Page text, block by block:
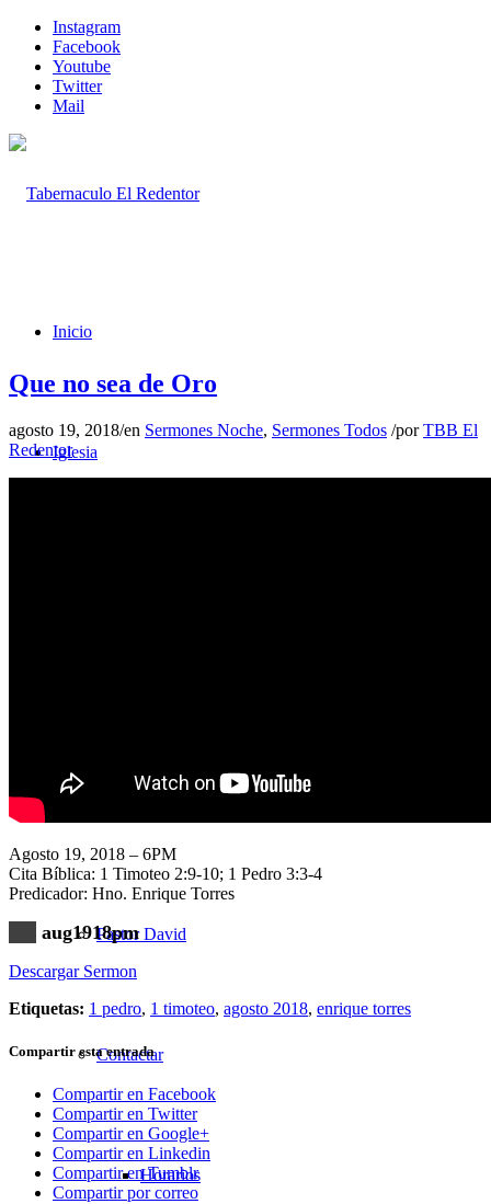
Instagram
Facebook
Youtube
Twitter
Mail
Inicio
Iglesia
Pastor David
Contactar
Horarios
Que no sea de Oro
agosto 19, 2018/en Sermones Noche, Sermones Todos /porTBB El
Redentor
Agosto 19, 2018 – 6PM
Cita Bíblica: 1 Timoteo 2:9-10; 1 Pedro 3:3-4
Predicador: Hno. Enrique Torres
aug1918pm
Descargar Sermon
Etiquetas: 1 pedro, 1 timoteo, agosto 2018, enrique torres
Compartir esta entrada
Compartir en Facebook
Compartir en Twitter
Compartir en Google+
Compartir en Linkedin
Compartir en Tumblr
Compartir por correo